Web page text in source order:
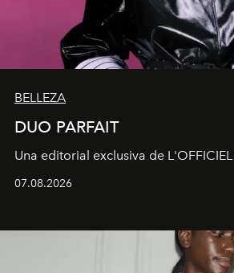
BELLEZA
DUO PARFAIT
Una editorial exclusiva de L'OFFICIEL
07.08.2026